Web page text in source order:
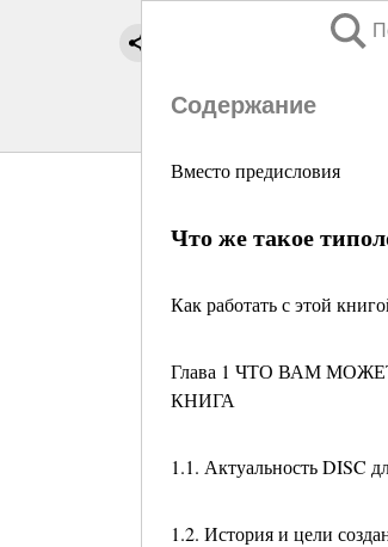
Содержание
Вместо предисловия
Что же такое
Как работать с этой
Глава 1 ЧТО ВАМ
КНИГА
1.1. Актуальность DISC
1.2. История и цели